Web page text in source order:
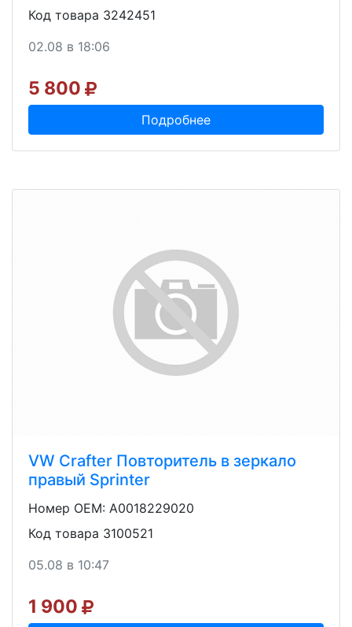
Код товара 3242451
02.08 в 18:06
5 800
Подробнее
VW Crafter Повторитель в зеркало
правый Sprinter
Номер OEM: A0018229020
Код товара 3100521
05.08 в 10:47
1 900